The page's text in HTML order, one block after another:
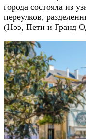
города состояла из
переулков,
(Ноэ, Пети и Гранд